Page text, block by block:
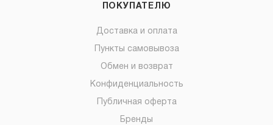
ПОКУПАТЕЛЮ
Доставка и оплата
Пункты самовывоза
Обмен и возврат
Конфиденциальность
Публичная оферта
Бренды